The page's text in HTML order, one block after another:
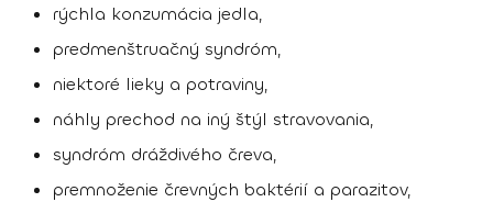
rýchla konzumácia jedla,
predmenštruačný syndróm,
niektoré lieky a potraviny,
náhly prechod na iný štýl stravovania,
syndróm dráždivého čreva,
premnoženie črevných baktérií a parazitov,